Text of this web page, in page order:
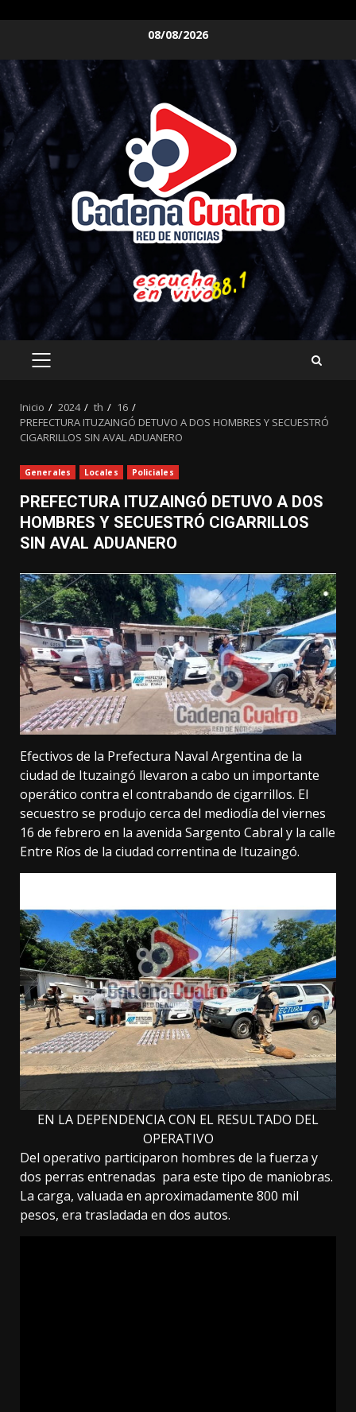
contenido
08/08/2026
MENÚ
Inicio 2024 th
16
PREFECTURA ITUZAINGÓ DETUVO A DOS HOMBRES Y SECUESTRÓ
CIGARRILLOS SIN AVAL ADUANERO
Generales Locales Policiales
PREFECTURA ITUZAINGÓ DETUVO A DOS
HOMBRES Y SECUESTRÓ CIGARRILLOS
SIN AVAL ADUANERO
Efectivos de la Prefectura Naval Argentina de la
ciudad de Ituzaingó llevaron a cabo un importante
operático contra el contrabando de cigarrillos. El
secuestro se produjo cerca del mediodía del viernes
16 de febrero en la avenida Sargento Cabral y la calle
Entre Ríos de la ciudad correntina de Ituzaingó.
EN LA DEPENDENCIA CON EL RESULTADO DEL
OPERATIVO
Del operativo participaron hombres de la fuerza y
dos perras entrenadas para este tipo de maniobras.
La carga, valuada en aproximadamente 800 mil
pesos, era trasladada en dos autos.